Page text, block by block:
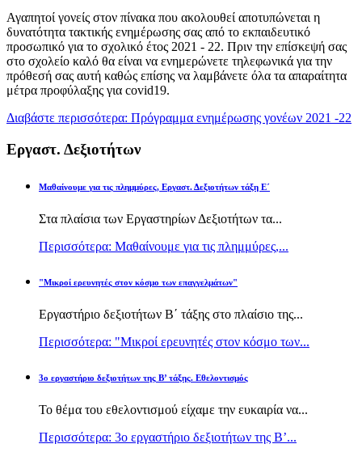
Αγαπητοί γονείς στον πίνακα που ακολουθεί αποτυπώνεται η
δυνατότητα τακτικής ενημέρωσης σας από το εκπαιδευτικό
προσωπικό για το σχολικό έτος 2021 - 22. Πριν την επίσκεψή σας
στο σχολείο καλό θα είναι να ενημερώνετε τηλεφωνικά για την
πρόθεσή σας αυτή καθώς επίσης να λαμβάνετε όλα τα απαραίτητα
μέτρα προφύλαξης για covid19.
Διαβάστε περισσότερα: Πρόγραμμα ενημέρωσης γονέων 2021 -22
Εργαστ. Δεξιοτήτων
Μαθαίνουμε για τις πλημμύρες, Εργαστ. Δεξιοτήτων τάξη Ε΄
Στα πλαίσια των Εργαστηρίων Δεξιοτήτων τα...
Περισσότερα: Μαθαίνουμε για τις πλημμύρες,...
"Μικροί ερευνητές στον κόσμο των επαγγελμάτων"
Εργαστήριο δεξιοτήτων Β΄ τάξης στο πλαίσιο της...
Περισσότερα: "Μικροί ερευνητές στον κόσμο των...
3ο εργαστήριο δεξιοτήτων της Β’ τάξης. Εθελοντισμός
Το θέμα του εθελοντισμού είχαμε την ευκαιρία να...
Περισσότερα: 3ο εργαστήριο δεξιοτήτων της Β’...